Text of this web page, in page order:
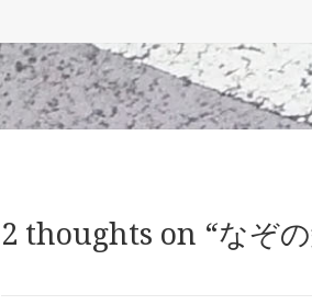
日:
者
ゴ
リ
ー
2 thoughts on “なぞ